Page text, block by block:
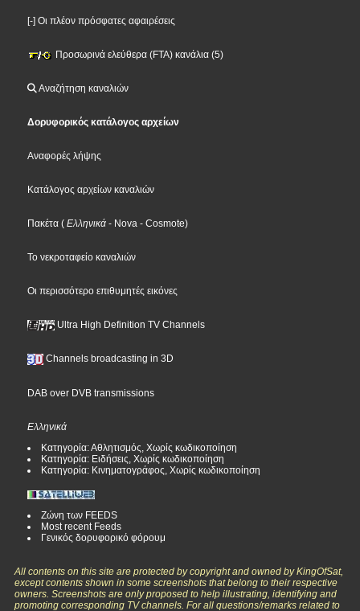
[-] Οι πλέον πρόσφατες αφαιρέσεις
Προσωρινά ελεύθερα (FTA) κανάλια (5)
Αναζήτηση καναλιών
Δορυφορικός κατάλογος αρχείων
Αναφορές λήψης
Κατάλογος αρχείων καναλιών
Πακέτα ( Ελληνικά - Nova - Cosmote)
Το νεκροταφείο καναλιών
Οι περισσότερο επιθυμητές εικόνες
Ultra High Definition TV Channels
Channels broadcasting in 3D
DAB over DVB transmissions
Ελληνικά
Κατηγορία: Αθλητισμός, Χωρίς κωδικοποίηση
Κατηγορία: Ειδήσεις, Χωρίς κωδικοποίηση
Κατηγορία: Κινηματογράφος, Χωρίς κωδικοποίηση
Ζώνη των FEEDS
Most recent Feeds
Γενικός δορυφορικό φόρουμ
All contents on this site are protected by copyright and owned by KingOfSat,
except contents shown in some screenshots that belong to their respective
owners. Screenshots are only proposed to help illustrating, identifying and
promoting corresponding TV channels. For all questions/remarks related to